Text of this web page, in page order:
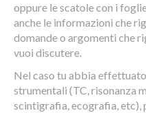
oppure le scatole con i
anche le informazioni che
domande o argomenti che
vuoi discutere.
Nel caso tu abbia
strumentali (TC, risonanza
scintigrafia, ecografia, etc),